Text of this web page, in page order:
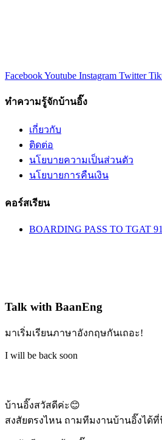
FacebookYoutube Instagram Twitter
ทำความรู้จักบ้านอิ๊ง
เกี่ยวกับ
ติดต่อ
นโยบายความเป็นส่วนตัว
นโยบายการคืนเงิน
คอร์สเรียน
BOARDING PASS TO TGAT 91
Talk with BaanEng
มาเริ่มเรียนภาษาอังกฤษกันเถอะ!
I will be back soon
บ้านอิ๊งสวัสดีค่ะ😊
สงสัยตรงไหน ถามทีมงานบ้านอิ๊งได้ที่